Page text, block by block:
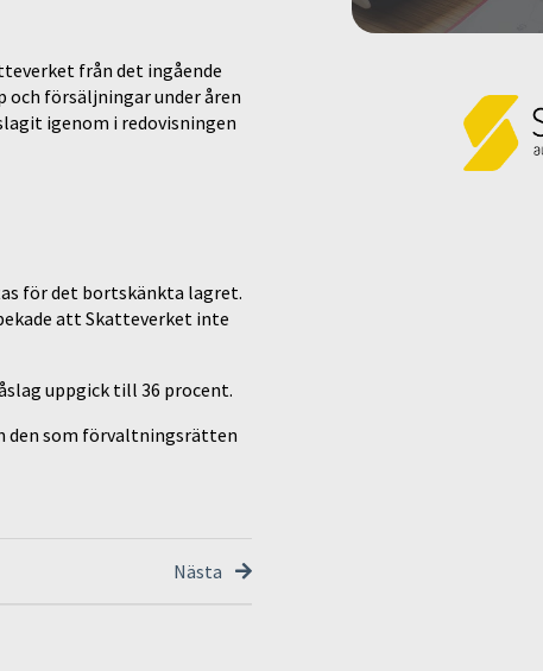
från det ingående
och försäljningar under åren
igenom i redovisningen
för det bortskänkta lagret.
att Skatteverket inte
uppgick till 36 procent.
den som förvaltningsrätten
Nästa